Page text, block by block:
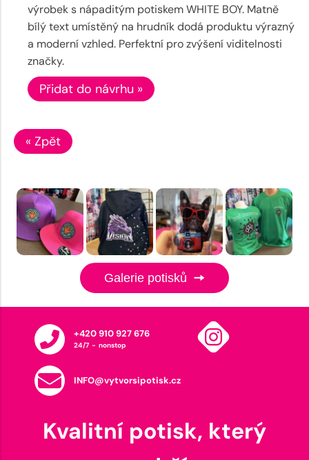
výrobek s nápaditým potiskem WHITE BOY. Matně
bílý text umístěný na hrudník dodá produktu výrazný
a moderní vzhled. Perfektní pro zvýšení viditelnosti
značky.
Přidat do návrhu »
« Zpět
Galerie potisků
+420 910 927 676
24/7 - nonstop
INFO@vytvorsipotisk.cz
Kvalitní potisk, který